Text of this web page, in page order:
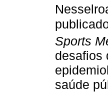
Sports
desafios
saúde